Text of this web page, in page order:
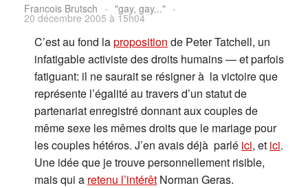
Francois Brutsch - "gay, gay..." -
20 décembre 2005 à 15h04
C’est au fond laproposition de Peter Tatchell, un
infatigable activiste des droits humains — et parfois
fatiguant: il ne saurait se résigner à la victoire que
représente l’égalité au travers d’un statut de
partenariat enregistré donnant aux couples de
même sexe les mêmes droits que le mariage pour
les couples hétéros. J’en avais déjà parlé ici, et ici.
Une idée que je trouve personnellement risible,
mais qui a retenu l’intérêt Norman Geras.